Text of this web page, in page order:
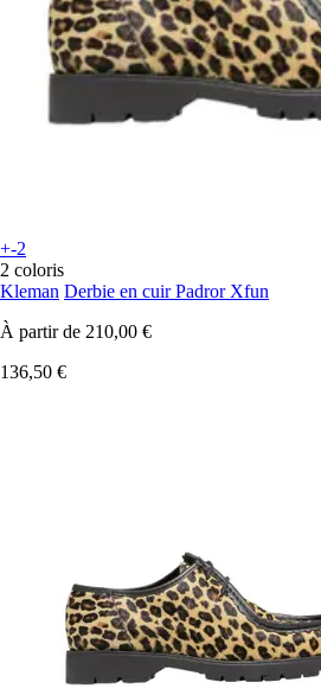
+-2
2 coloris
Kleman Derbie en cuir Padror Xfun
À partir de 210,00 €
136,50 €